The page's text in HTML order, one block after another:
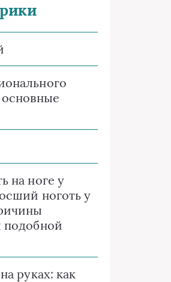
на ноге у
ноготь у
подобной
руках: как